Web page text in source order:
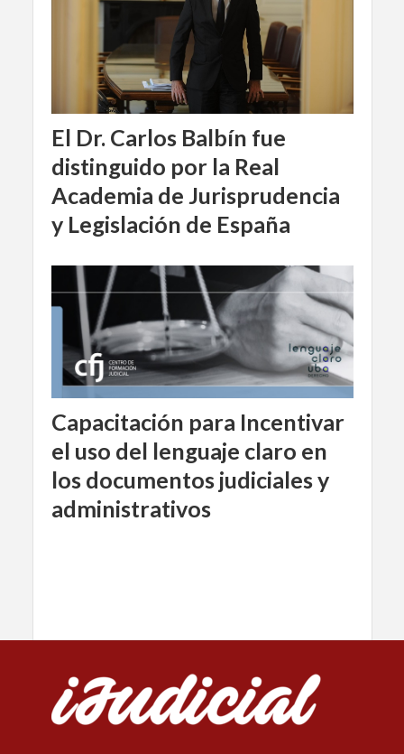
El Dr. Carlos Balbín fue
distinguido por la Real
Academia de Jurisprudencia
y Legislación de España
Capacitación para Incentivar
el uso del lenguaje claro en
los documentos judiciales y
administrativos